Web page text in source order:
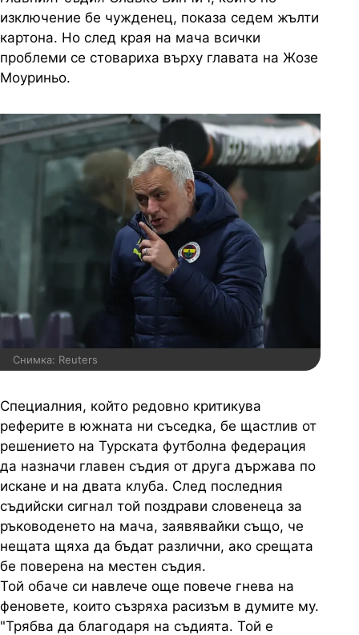
изключение бе чужденец, показа седем жълти
картона. Но след края на мача всички
проблеми се стовариха върху главата на Жозе
Моуриньо.
Снимка: Reuters
Специалния, който редовно критикува
реферите в южната ни съседка, бе щастлив от
решението на Турската футболна федерация
да назначи главен съдия от друга държава по
искане и на двата клуба. След последния
съдийски сигнал той поздрави словенеца за
ръководенето на мача, заявявайки също, че
нещата щяха да бъдат различни, ако срещата
бе поверена на местен съдия.
Той обаче си навлече още повече гнева на
феновете, които съзряха расизъм в думите му.
"Трябва да благодаря на съдията. Той е